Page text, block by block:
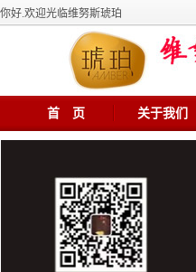
你好.欢迎光临维努斯琥珀
首 页 关于我们